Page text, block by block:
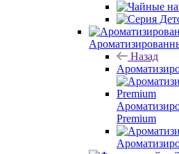
Назад
Premium